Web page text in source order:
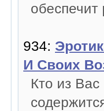
934:
И Своих
Кто из